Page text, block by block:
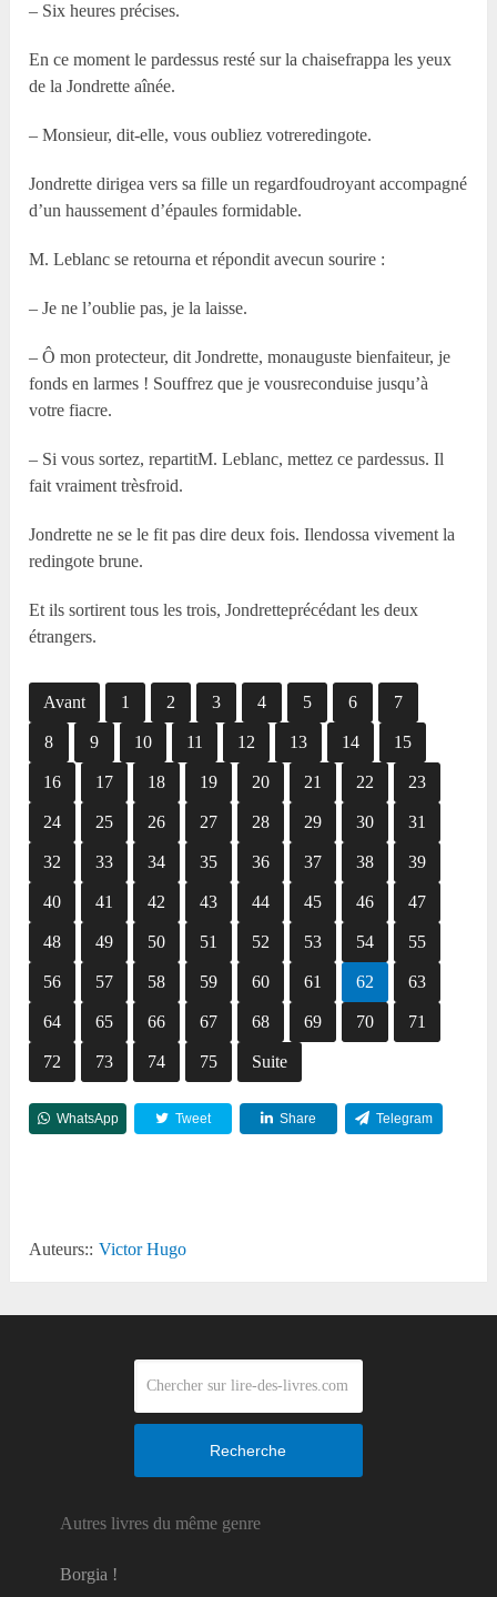
– Six heures précises.
En ce moment le pardessus resté sur la chaisefrappa les yeux
de la Jondrette aînée.
– Monsieur, dit-elle, vous oubliez votreredingote.
Jondrette dirigea vers sa fille un regardfoudroyant accompagné
d’un haussement d’épaules formidable.
M. Leblanc se retourna et répondit avecun sourire :
– Je ne l’oublie pas, je la laisse.
– Ô mon protecteur, dit Jondrette, monauguste bienfaiteur, je
fonds en larmes ! Souffrez que je vousreconduise jusqu’à
votre fiacre.
– Si vous sortez, repartitM. Leblanc, mettez ce pardessus. Il
fait vraiment trèsfroid.
Jondrette ne se le fit pas dire deux fois. Ilendossa vivement la
redingote brune.
Et ils sortirent tous les trois, Jondretteprécédant les deux
étrangers.
Avant 1 2 3 4 5 6 7
8 9 10 11 12 13 14 15
16 17 18 19 20 21 22 23
24 25 26 27 28 29 30 31
32 33 34 35 36 37 38 39
40 41 42 43 44 45 46 47
48 49 50 51 52 53 54 55
56 57 58 59 60 61 62 63
64 65 66 67 68 69 70 71
72 73 74 75 Suite
WhatsApp Tweet Share Telegram
Auteurs:: Victor Hugo
Recherche
Autres livres du même genre
Borgia !